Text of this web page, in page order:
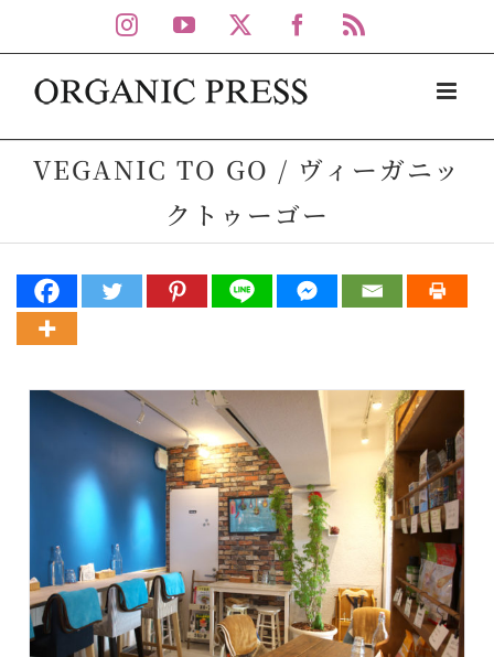
to
content
Instagram
YouTube Facebook
VEGANIC TO GO / ヴィーガニッ
クトゥーゴー